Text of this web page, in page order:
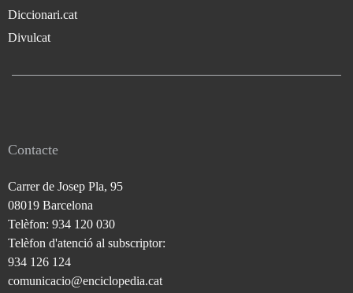
Diccionari.cat
Divulcat
Contacte
Carrer de Josep Pla, 95
08019 Barcelona
Telèfon: 934 120 030
Telèfon d'atenció al subscriptor:
934 126 124
comunicacio@enciclopedia.cat